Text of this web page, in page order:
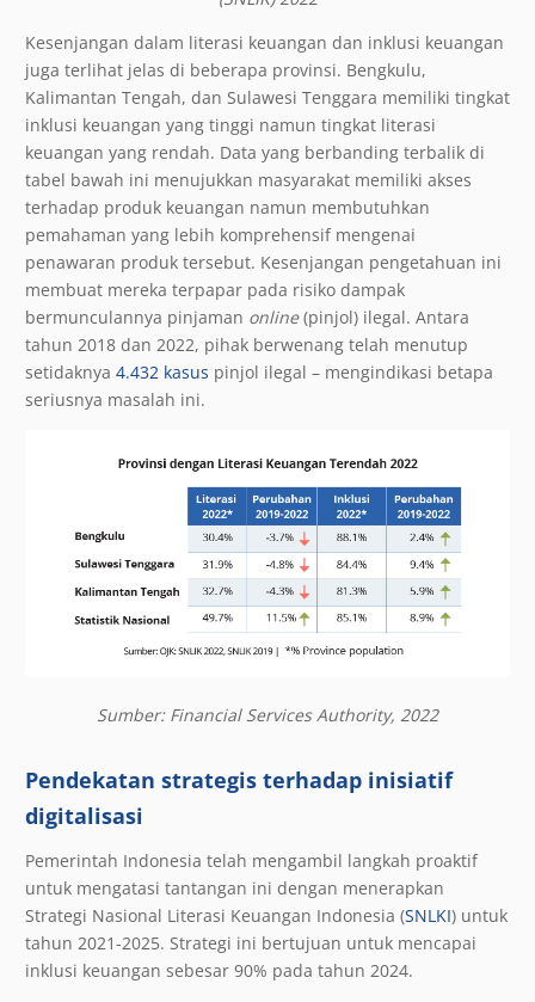
Kesenjangan dalam literasi keuangan dan inklusi keuangan
juga terlihat jelas di beberapa provinsi. Bengkulu,
Kalimantan Tengah, dan Sulawesi Tenggara memiliki tingkat
inklusi keuangan yang tinggi namun tingkat literasi
keuangan yang rendah. Data yang berbanding terbalik di
tabel bawah ini menujukkan masyarakat memiliki akses
terhadap produk keuangan namun membutuhkan
pemahaman yang lebih komprehensif mengenai
penawaran produk tersebut. Kesenjangan pengetahuan ini
membuat mereka terpapar pada risiko dampak
bermunculannya pinjaman online(pinjol) ilegal. Antara
tahun 2018 dan 2022, pihak berwenang telah menutup
setidaknya 4.432 kasus pinjol ilegal – mengindikasi betapa
seriusnya masalah ini.
Sumber: Financial Services Authority, 2022
Pendekatan strategis terhadap inisiatif
digitalisasi
Pemerintah Indonesia telah mengambil langkah proaktif
untuk mengatasi tantangan ini dengan menerapkan
Strategi Nasional Literasi Keuangan Indonesia (SNLKI) untuk
tahun 2021-2025. Strategi ini bertujuan untuk mencapai
inklusi keuangan sebesar 90% pada tahun 2024.